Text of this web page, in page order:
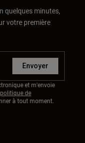
quelques minutes,
votre première
Envoyer
et m'envoie
politique de
à tout moment.